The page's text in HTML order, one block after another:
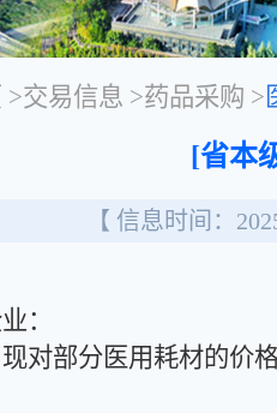
>交易信息 >药品采购 >
[省本
【 信息时间：
：
部分医用耗材的价